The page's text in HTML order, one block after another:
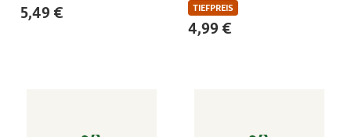
5,49 €
TIEFPREIS
4,99 €